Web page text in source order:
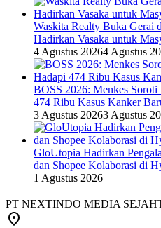
Waskita Realty Buka Gerai
Hadirkan Vasaka untuk
4 Agustus 20264 Agustus
BOSS 2026: Menkes
474 Ribu Kasus Kanker
3 Agustus 20263 Agustus
GloUtopia Hadirkan
dan Shopee Kolaborasi di
1 Agustus 2026
PT NEXTINDO MEDIA